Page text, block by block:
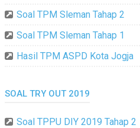
Soal TPM Sleman Tahap 2
Soal TPM Sleman Tahap 1
Hasil TPM ASPD Kota Jogja
SOAL TRY OUT 2019
Soal TPPU DIY 2019 Tahap 2